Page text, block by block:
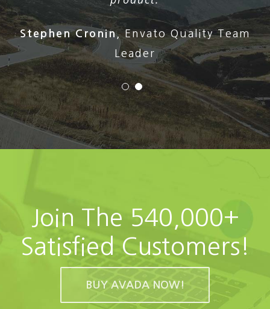
Stephen Cronin,Envato Quality Team
Leader
Join The 540,000+
Satisfied Customers!
BUY AVADA NOW!